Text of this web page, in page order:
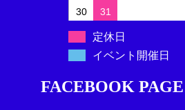
30
31
定休日
イベント開催日
FACEBOOK PAGE